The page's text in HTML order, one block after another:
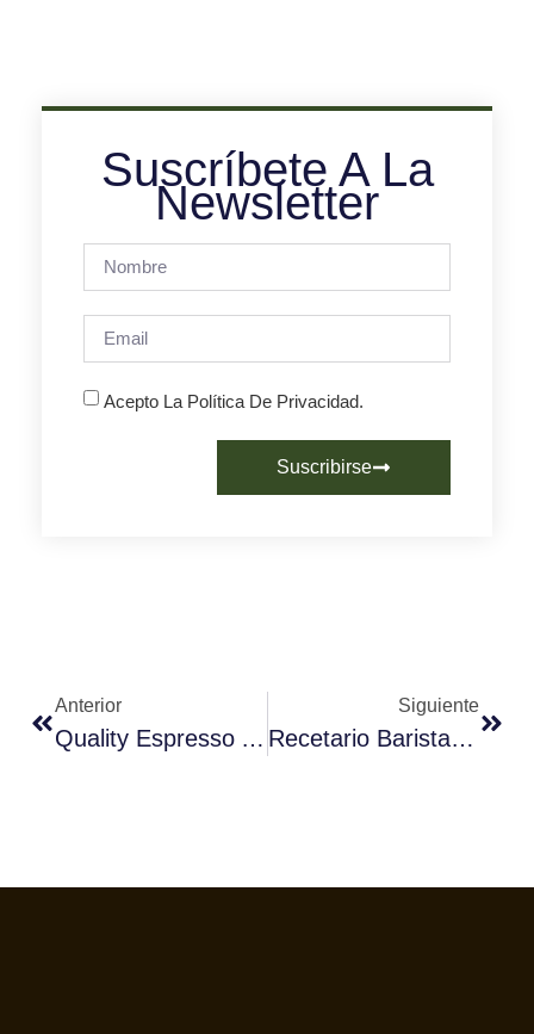
Suscríbete A La
Newsletter
Acepto La Política De Privacidad.
Suscribirse
Anterior
Quality Espresso Acude A La XIII Edición De Los Campeonatos Baristas Fórum Café Con Sus Mejores Máquinas
Siguiente
Recetario Barista – Una Historia En 5 Elementos